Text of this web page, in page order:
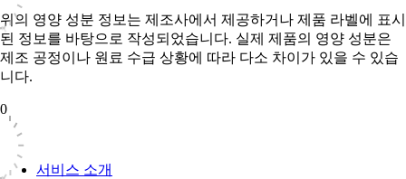
위의 영양 성분 정보는 제조사에서 제공하거나 제품 라벨에 표시
된 정보를 바탕으로 작성되었습니다. 실제 제품의 영양 성분은
제조 공정이나 원료 수급 상황에 따라 다소 차이가 있을 수 있습
니다.
0
서비스 소개